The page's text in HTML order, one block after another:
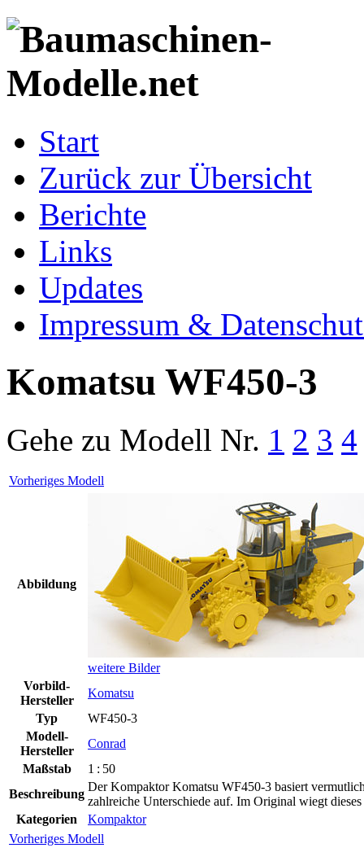
Start
Zurück zur Übersicht
Berichte
Links
Updates
Impressum &
Komatsu WF450-3
Gehe zu Modell Nr. 1 2 3 4
Vorheriges Modell
Abbildung
weitere Bilder
Vorbild-
Hersteller
Komatsu
Typ
WF450-3
Modell-
Hersteller
Conrad
Maßstab
1 : 50
Beschreibung
Der Kompaktor Komatsu WF450-3 basiert
zahlreiche Unterschiede auf. Im Original wiegt
Kategorien
Kompaktor
Vorheriges Modell